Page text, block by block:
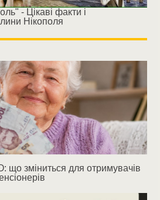
- Цікаві факти і
Нікополя
що зміниться для отримувачів